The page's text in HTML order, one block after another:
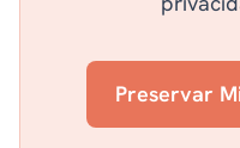
Preservar